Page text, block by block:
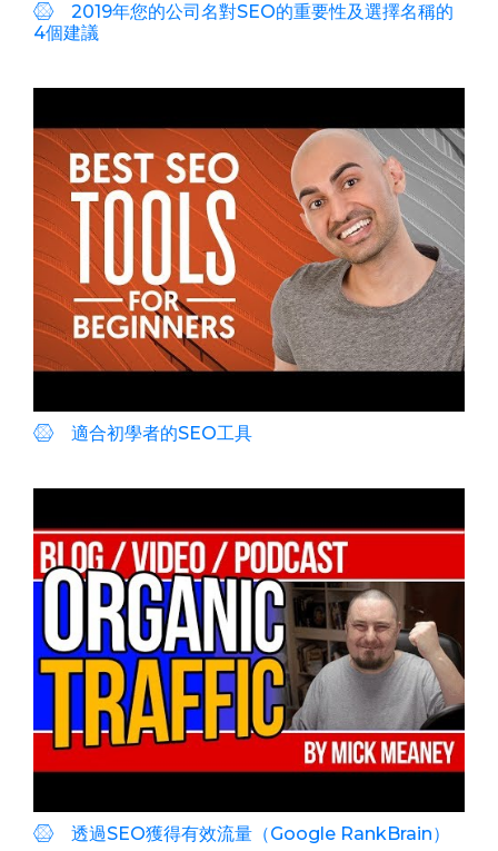
2019年您的公司名對SEO的重要性及選擇名稱的
4個建議
適合初學者的SEO工具
透過SEO獲得有效流量（Google RankBrain）